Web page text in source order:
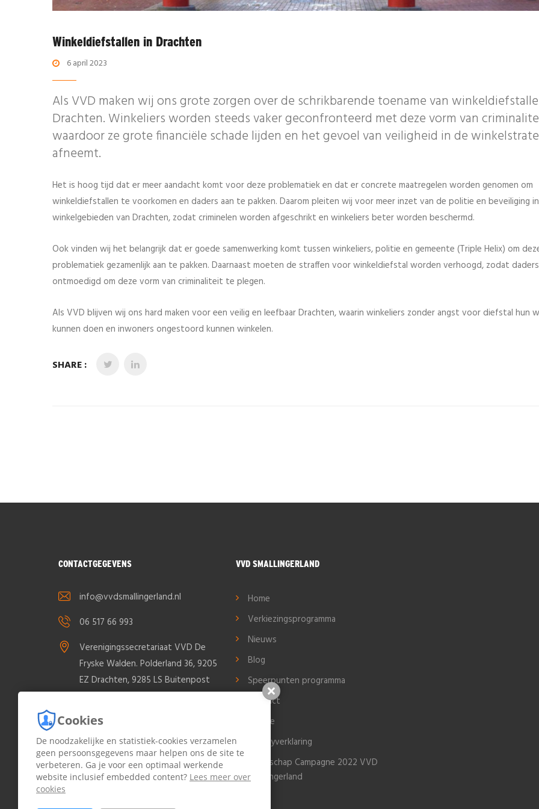
Winkeldiefstallen in Drachten
6 april 2023
Als VVD maken wij ons grote zorgen over de schrikbarende toename van
Drachten. Winkeliers worden steeds vaker geconfronteerd met deze vorm van
waardoor ze grote financiële schade lijden en het gevoel van veiligheid in de
afneemt.
Het is hoog tijd dat er meer aandacht komt voor deze problematiek en dat er concrete maatregelen worden genomen om
winkeldiefstallen te voorkomen en daders aan te pakken. Daarom pleiten wij voor meer inzet van de politie en beveiliging
winkelgebieden van Drachten, zodat criminelen worden afgeschrikt en winkeliers beter worden beschermd.
Ook vinden wij het belangrijk dat er goede samenwerking komt tussen winkeliers, politie en gemeente (Triple Helix) om
problematiek gezamenlijk aan te pakken. Daarnaast moeten de straffen voor winkeldiefstal worden verhoogd, zodat
ontmoedigd om deze vorm van criminaliteit te plegen.
Als VVD blijven wij ons hard maken voor een veilig en leefbaar Drachten, waarin winkeliers zonder angst voor diefstal hun
kunnen doen en inwoners ongestoord kunnen winkelen.
SHARE :
CONTACTGEGEVENS
info@vvdsmallingerland.nl
06 517 66 993
Verenigingssecretariaat VVD De
Fryske Walden. Polderland 36, 9205
EZ Drachten, 9285 LS Buitenpost
VVD SMALLINGERLAND
Home
Verkiezingsprogramma
Nieuws
Blog
Speerpunten programma
Contact
Cookie
Privacyverklaring
Boodschap Campagne 2022 VVD
Smallingerland
Cookies
De noodzakelijke en statistiek-cookies verzamelen
geen persoonsgegevens maar helpen ons de site te
verbeteren. Ga je voor een optimaal werkende
website inclusief embedded content? Lees meer over
cookies
Sluiten